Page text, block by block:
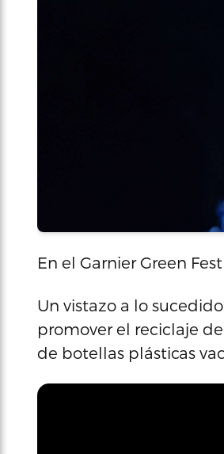
En el Garnier Green Fest
Un vistazo a lo
promover el reciclaje
de botellas plásticas